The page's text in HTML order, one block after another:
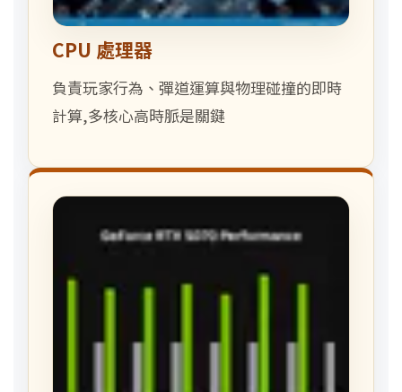
CPU 處理器
負責玩家行為、彈道運算與物理碰撞的即時
計算,多核心高時脈是關鍵